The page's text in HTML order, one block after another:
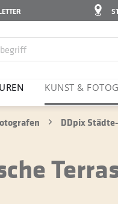
KUNST &
DDpix